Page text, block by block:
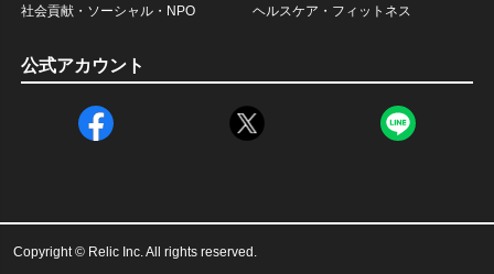
社会貢献・ソーシャル・NPO ヘルスケア・フィットネス
公式アカウント
Copyright © Relic Inc. All rights reserved.